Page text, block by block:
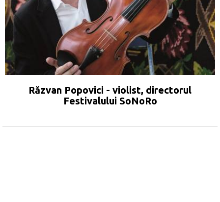
Răzvan Popovici - violist, directorul
Festivalului SoNoRo